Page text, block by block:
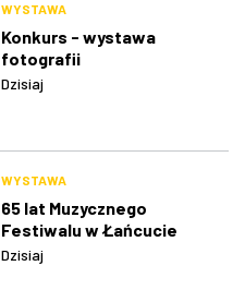
WYSTAWA
Konkurs - wystawa
fotografii
Dzisiaj
WYSTAWA
65 lat Muzycznego
Festiwalu w Łańcucie
Dzisiaj